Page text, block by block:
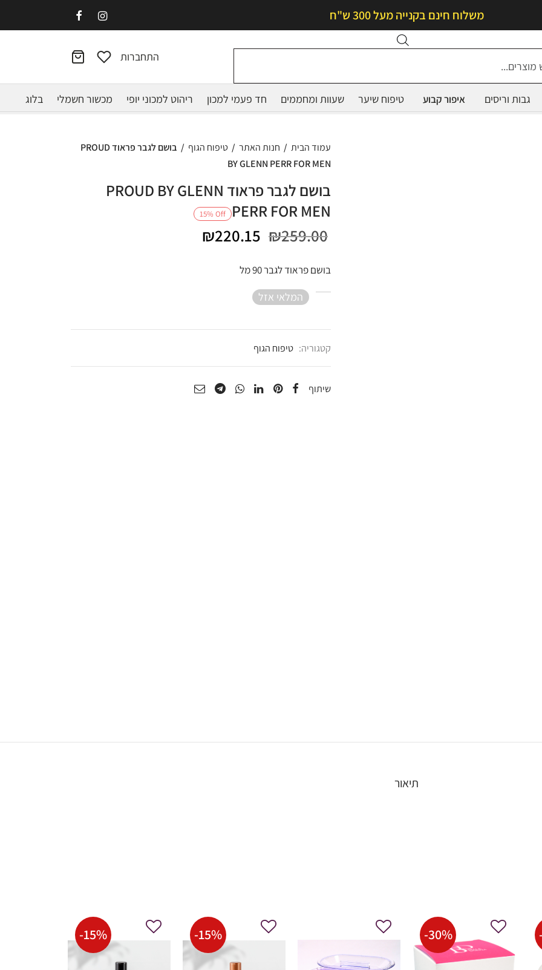
משלוח חינם בקנייה מעל 300 ש"ח
Products
התחברות
גבות וריסים איפור קבוע טיפוח שיער שעוות ומחממים חד פעמי למכון ריהוט למכוני יופי מכשור חשמלי בלוג
עמוד הבית / חנות האתר / טיפוח הגוף /
בושם לגבר פראוד PROUD
BY GLENN PERR FOR MEN
בושם לגבר פראוד PROUD BY GLENN
PERR FOR MEN
15% Off
₪259.00
המחיר
המקורי
היה:
₪220.15
בושם פראוד לגבר 90 מל
המלאי אזל
קטגוריה: טיפוח הגוף
שיתוף
תיאור
-
-30%
-15%
-15%